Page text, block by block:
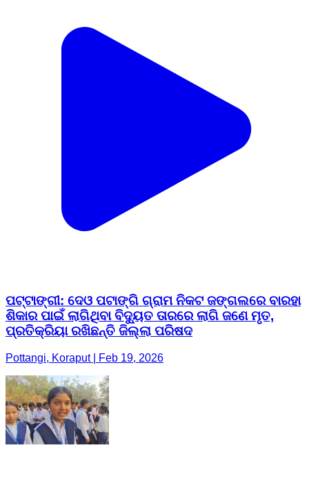
ପଟ୍ଟାଙ୍ଗୀ: ଦେଓ ପଟାଙ୍ଗି ଗ୍ରାମ ନିକଟ ଜଙ୍ଗଲରେ ବାରହା
ଶିକାର ପାଇଁ ଲାଗିଥିବା ବିଦ୍ୟୁତ ତାରରେ ଲାଗି ଜଣେ ମୃତ,
ପ୍ରତିକ୍ରିୟା ରଖିଛନ୍ତି ଜିଲ୍ଲା ପରିଷଦ
Pottangi, Koraput | Feb 19, 2026